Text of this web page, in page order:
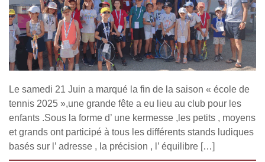
Le samedi 21 Juin a marqué la fin de la saison « école de
tennis 2025 »,une grande fête a eu lieu au club pour les
enfants .Sous la forme d’ une kermesse ,les petits , moyens
et grands ont participé à tous les différents stands ludiques
basés sur l’ adresse , la précision , l’ équilibre […]